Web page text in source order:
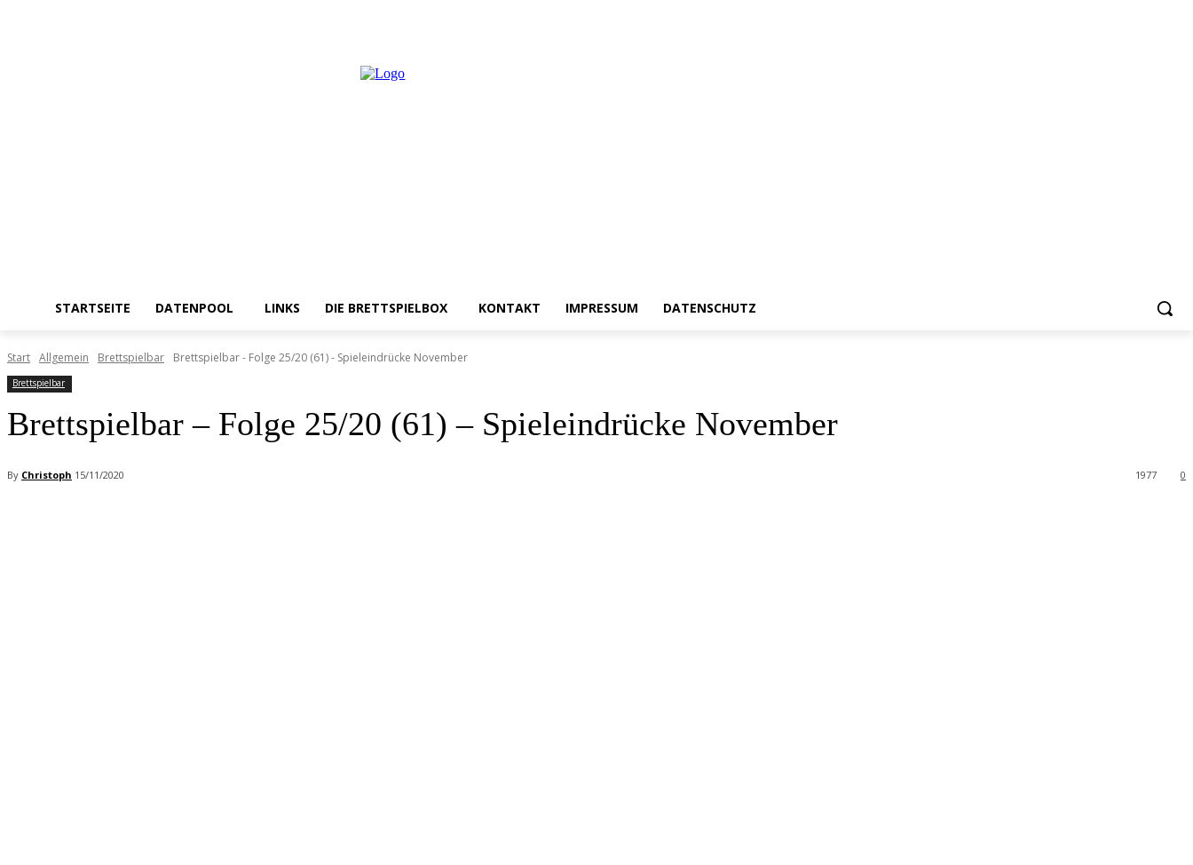
STARTSEITE DATENPOOL LINKS DIE BRETTSPIELBOX KONTAKT IMPRESSUM DATENSCHUTZ
Start Allgemein Brettspielbar Brettspielbar - Folge 25/20 (61) - Spieleindrücke November
Brettspielbar
Brettspielbar – Folge 25/20 (61) – Spieleindrücke November
By Christoph 15/11/2020 0
1977